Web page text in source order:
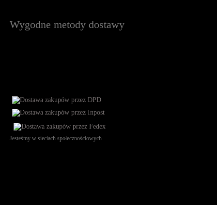
Wygodne metody dostawy
Jesteśmy w sieciach społecznościowych